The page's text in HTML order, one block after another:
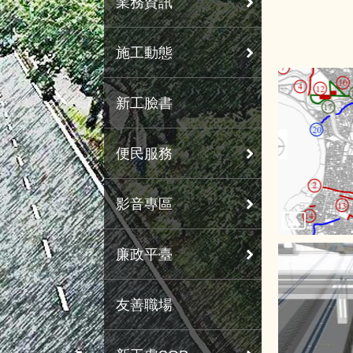
施工動態
新工臉書
便民服務
影音專區
廉政平臺
友善職場